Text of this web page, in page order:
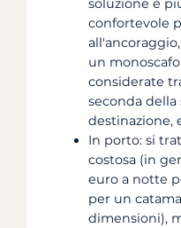
soluzione è
confortevole
un
considerate
seconda
destinazione,
In porto: si
costosa (in
euro a notte
per un
dimensioni),